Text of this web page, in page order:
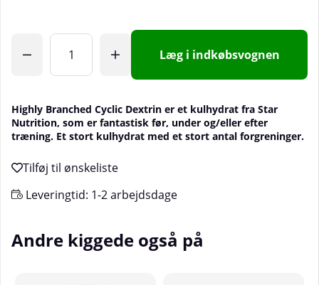
Læg i indkøbsvognen
Highly Branched Cyclic Dextrin er et kulhydrat fra Star
Nutrition, som er fantastisk før, under og/eller efter
træning. Et stort kulhydrat med et stort antal forgreninger.
Leveringtid: 1-2 arbejdsdage
Andre kiggede også på